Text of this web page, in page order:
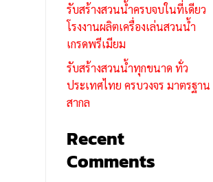
รับสร้างสวนน้ำครบจบในที่เดียว
โรงงานผลิตเครื่องเล่นสวนน้ำ
เกรดพรีเมียม
รับสร้างสวนน้ำทุกขนาด ทั่ว
ประเทศไทย ครบวงจร มาตรฐาน
สากล
Recent
Comments